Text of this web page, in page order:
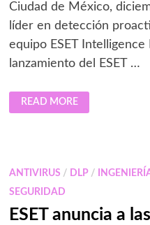
Ciudad de México,
líder en detección
equipo ESET Intelligence
lanzamiento del ESET …
ESET
LANZA
UN
EL
DE
EN
READ MORE
ANTIVIRUS / DLP/
SEGURIDAD
ESET anuncia a